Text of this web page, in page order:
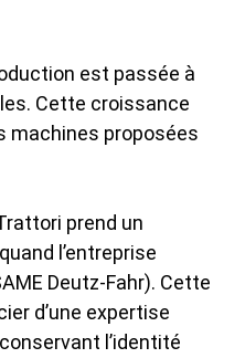
est passée à
Cette croissance
machines proposées
prend un
l’entreprise
Deutz-Fahr). Cette
d’une expertise
l’identité